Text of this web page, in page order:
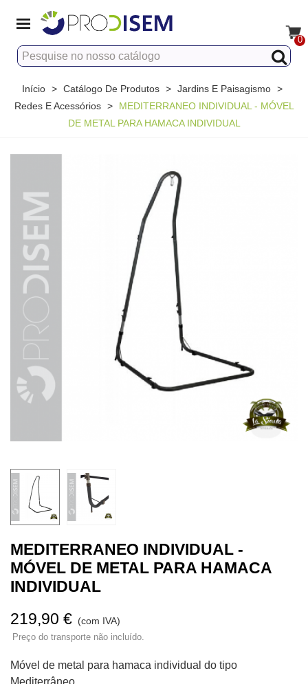
0
Início > Catálogo De Produtos > Jardins E Paisagismo >
Redes E Acessórios >
MEDITERRANEO INDIVIDUAL - MÓVEL
DE METAL PARA HAMACA INDIVIDUAL
MEDITERRANEO INDIVIDUAL -
MÓVEL DE METAL PARA HAMACA
INDIVIDUAL
219,90 € (com IVA)
Preço do transporte não incluído.
Móvel de metal para hamaca individual do tipo